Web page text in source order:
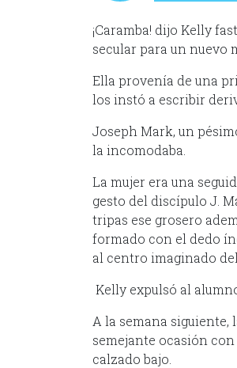
¡Caramba! dijo Kelly
secular para un nuevo
Ella provenía de una
los instó a escribir
Joseph Mark, un
la incomodaba.
La mujer era una
gesto del discípulo J.
tripas ese grosero
formado con el dedo
al centro imaginado
Kelly expulsó al
A la semana siguiente,
semejante ocasión
calzado bajo.